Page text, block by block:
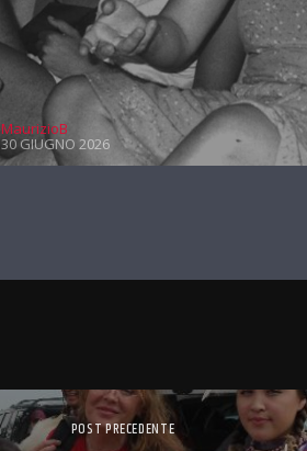
MaurizioB
30 GIUGNO 2026
POST PRECEDENTE